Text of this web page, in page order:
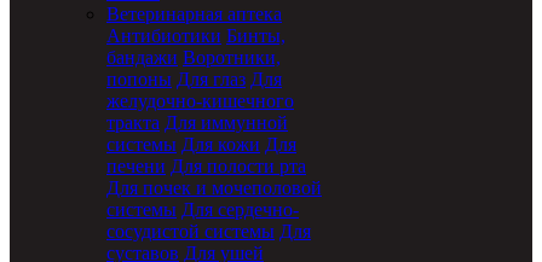
Ветеринарная аптека
Антибиотики Бинты,
бандажи Воротники,
попоны Для глаз Для
желудочно-кишечного
тракта Для иммунной
системы Для кожи Для
печени Для полости рта
Для почек и мочеполовой
системы Для сердечно-
сосудистой системы Для
суставов Для ушей